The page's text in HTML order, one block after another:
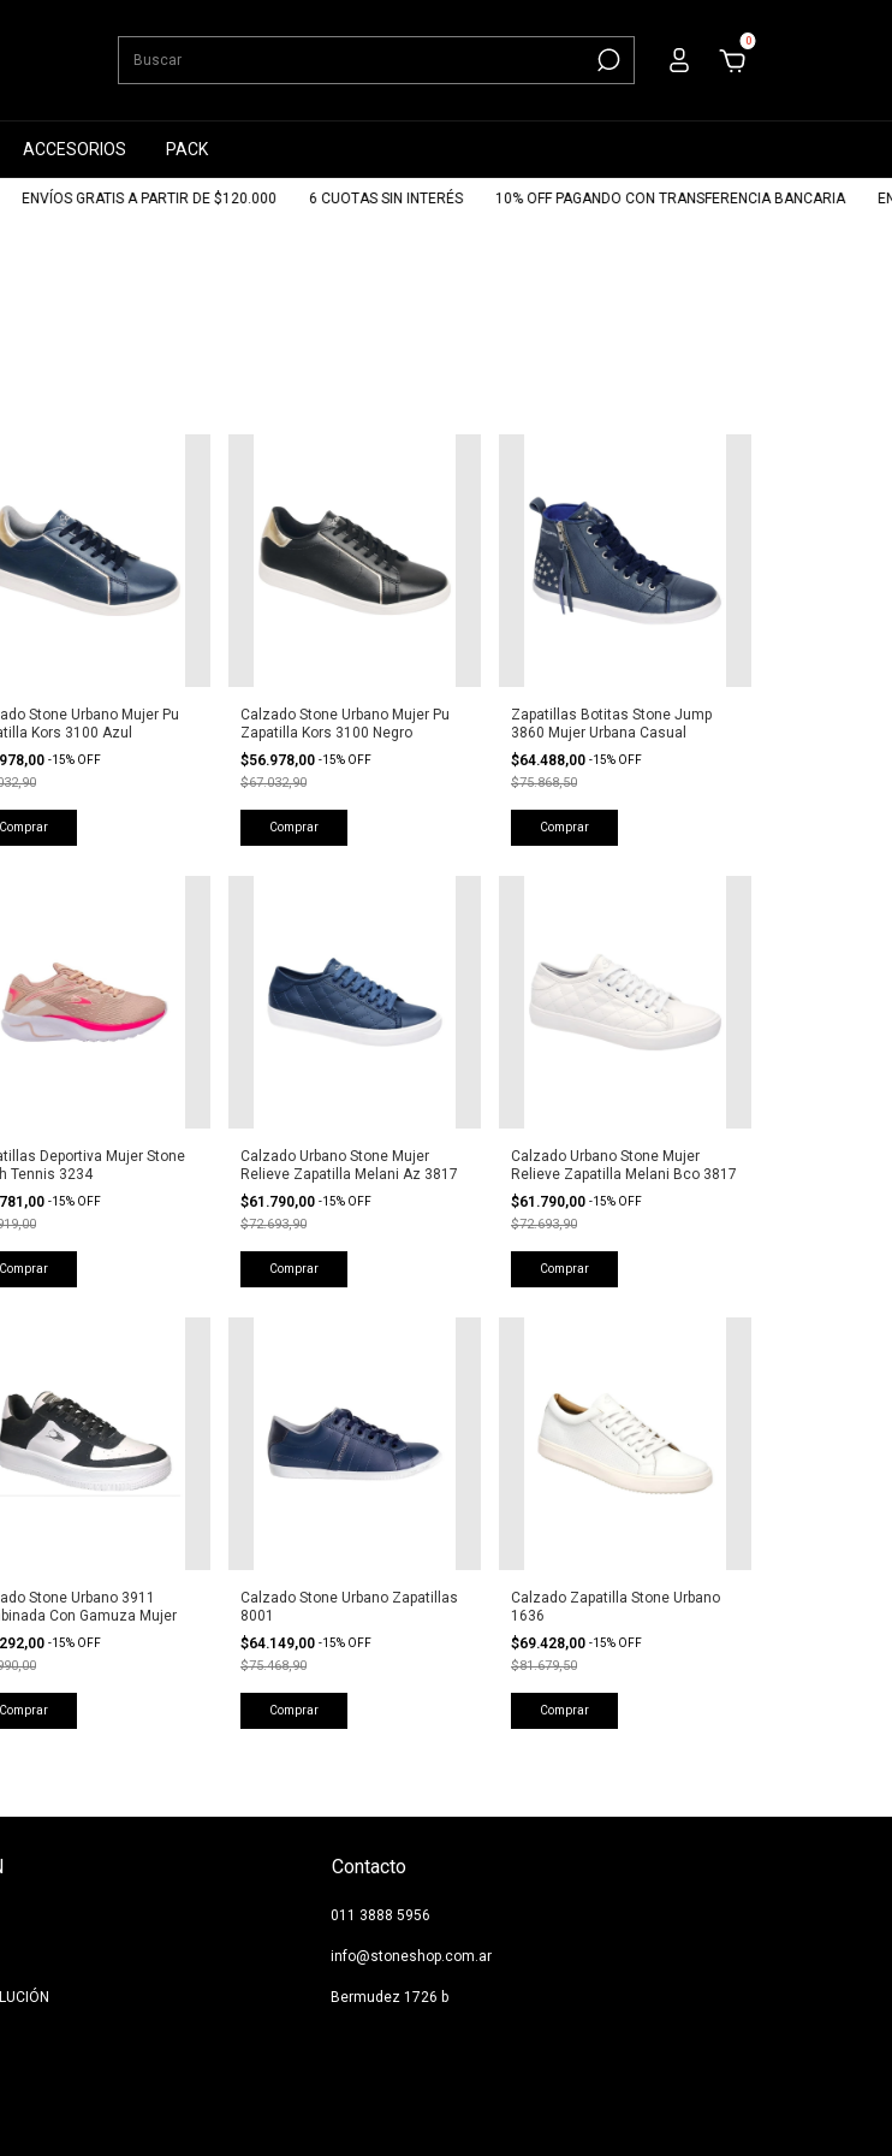
0
ACCESORIOS PACK
ENVÍOS GRATIS A PARTIR DE $120.000 6 CUOTAS SIN INTERÉS 10% OFF PAGANDO CON TRANSFERENCIA BANCARIA
Stone Urbano Mujer Pu
Kors 3100 Azul
-15% OFF
Comprar
Calzado Stone Urbano Mujer Pu
Zapatilla Kors 3100 Negro
$56.978,00 -15% OFF
$67.032,90
Comprar
Zapatillas Botitas Stone Jump
3860 Mujer Urbana Casual
$64.488,00 -15% OFF
$75.868,50
Comprar
Deportiva Mujer Stone
Tennis 3234
-15% OFF
Comprar
Calzado Urbano Stone Mujer
Relieve Zapatilla Melani Az 3817
$61.790,00 -15% OFF
$72.693,90
Comprar
Calzado Urbano Stone Mujer
Relieve Zapatilla Melani Bco 3817
$61.790,00 -15% OFF
$72.693,90
Comprar
Stone Urbano 3911
Con Gamuza Mujer
-15% OFF
Comprar
Calzado Stone Urbano Zapatillas
8001
$64.149,00 -15% OFF
$75.468,90
Comprar
Calzado Zapatilla Stone Urbano
1636
$69.428,00 -15% OFF
$81.679,50
Comprar
Contacto
011 3888 5956
info@stoneshop.com.ar
Bermudez 1726 b